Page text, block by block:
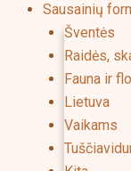
Sausainių
Šventės
Raidės,
Fauna ir
Lietuva
Vaikams